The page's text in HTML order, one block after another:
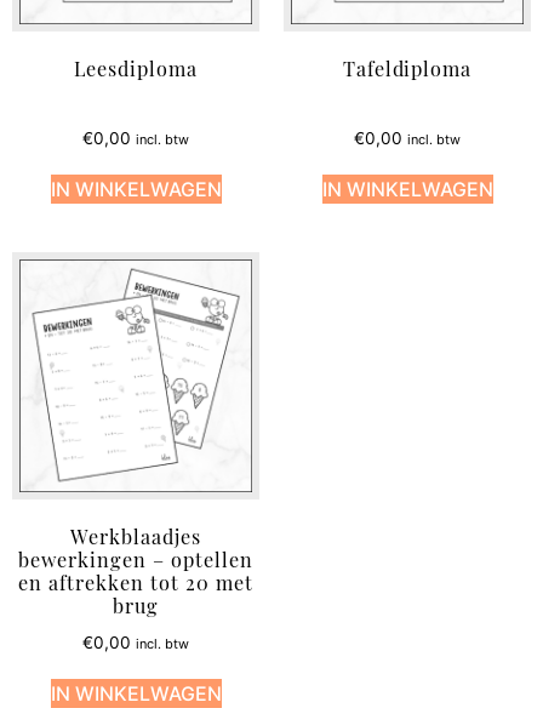
Leesdiploma
€0,00 incl. btw
IN WINKELWAGEN
Tafeldiploma
€0,00 incl. btw
IN WINKELWAGEN
Werkblaadjes
bewerkingen – optellen
en aftrekken tot 20 met
brug
€0,00 incl. btw
IN WINKELWAGEN